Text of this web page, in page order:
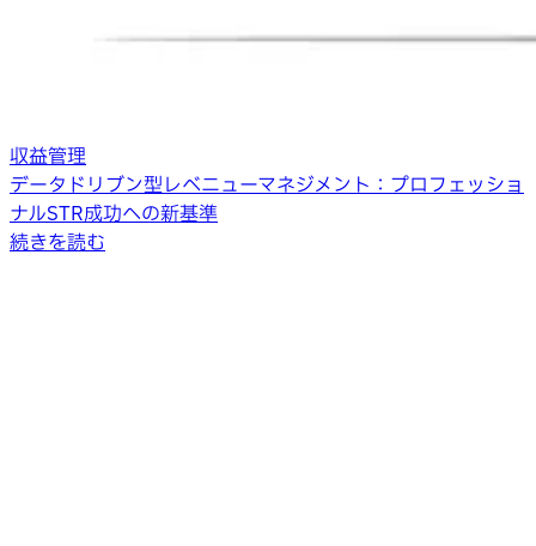
収益管理
データドリブン型レベニューマネジメント：プロフェッショ
ナルSTR成功への新基準
続きを読む